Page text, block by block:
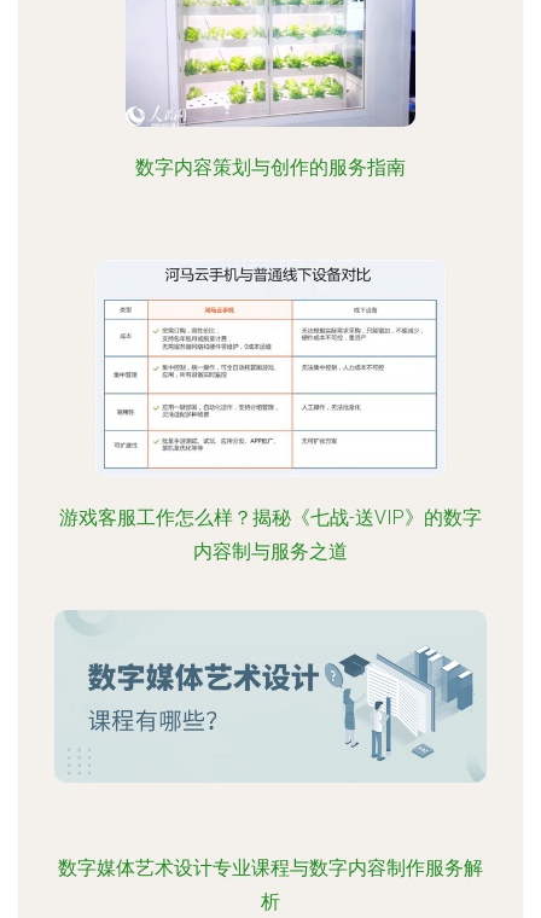
数字内容策划与创作的服务指南
游戏客服工作怎么样？揭秘《七战-送VIP》的数字
内容制与服务之道
数字媒体艺术设计专业课程与数字内容制作服务解
析